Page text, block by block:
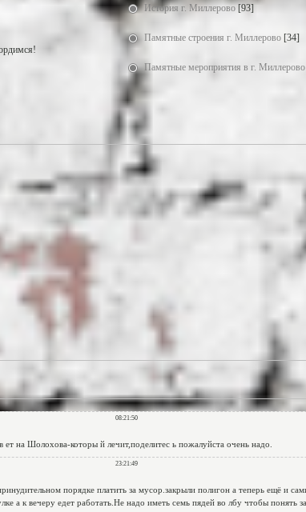
История г. Миллерово [93]
Памятные строения г. Миллерово [34]
Памятные мероприятия в г. Миллерово